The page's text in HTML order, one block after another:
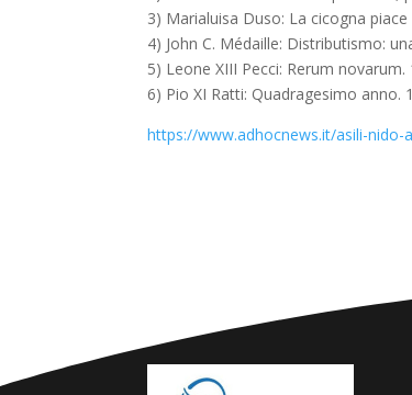
3) Marialuisa Duso: La cicogna
4) John C. Médaille: Distributismo:
5) Leone XIII Pecci: Rerum novarum.
6) Pio XI Ratti: Quadragesimo anno.
https://www.adhocnews.it/asili-